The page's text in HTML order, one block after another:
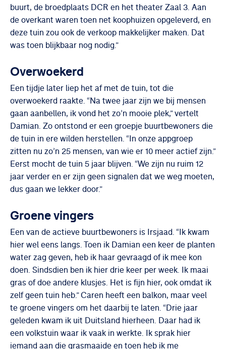
buurt, de broedplaats DCR en het theater Zaal 3. Aan
de overkant waren toen net koophuizen opgeleverd, en
deze tuin zou ook de verkoop makkelijker maken. Dat
was toen blijkbaar nog nodig.”
Overwoekerd
Een tijdje later liep het af met de tuin, tot die
overwoekerd raakte. “Na twee jaar zijn we bij mensen
gaan aanbellen, ik vond het zo’n mooie plek,” vertelt
Damian. Zo ontstond er een groepje buurtbewoners die
de tuin in ere wilden herstellen. “In onze appgroep
zitten nu zo’n 25 mensen, van wie er 10 meer actief zijn.”
Eerst mocht de tuin 5 jaar blijven. “We zijn nu ruim 12
jaar verder en er zijn geen signalen dat we weg moeten,
dus gaan we lekker door.”
Groene vingers
Een van de actieve buurtbewoners is Irsjaad. “Ik kwam
hier wel eens langs. Toen ik Damian een keer de planten
water zag geven, heb ik haar gevraagd of ik mee kon
doen. Sindsdien ben ik hier drie keer per week. Ik maai
gras of doe andere klusjes. Het is fijn hier, ook omdat ik
zelf geen tuin heb.” Caren heeft een balkon, maar veel
te groene vingers om het daarbij te laten. “Drie jaar
geleden kwam ik uit Duitsland hierheen. Daar had ik
een volkstuin waar ik vaak in werkte. Ik sprak hier
iemand aan die grasmaaide en toen heb ik me